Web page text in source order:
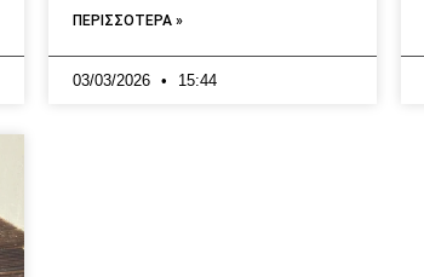
ΠΕΡΙΣΣΟΤΕΡΑ »
03/03/2026 15:44